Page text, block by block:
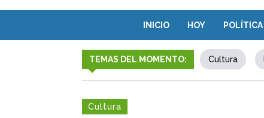
INICIO HOY POLÍTICA
TEMAS DEL MOMENTO: Cultura
Cultura